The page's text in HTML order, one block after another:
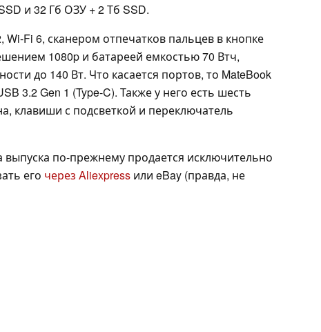
и 32 Гб ОЗУ + 2 Тб SSD.
Fi 6, сканером отпечатков пальцев в кнопке
1080p и батареей емкостью 70 Втч,
до 140 Вт. Что касается портов, то MateBook
3.2 Gen 1 (Type-C). Также у него есть шесть
клавиши с подсветкой и переключатель
выпуска по-прежнему продается исключительно
его через Aliexpress или eBay (правда, не